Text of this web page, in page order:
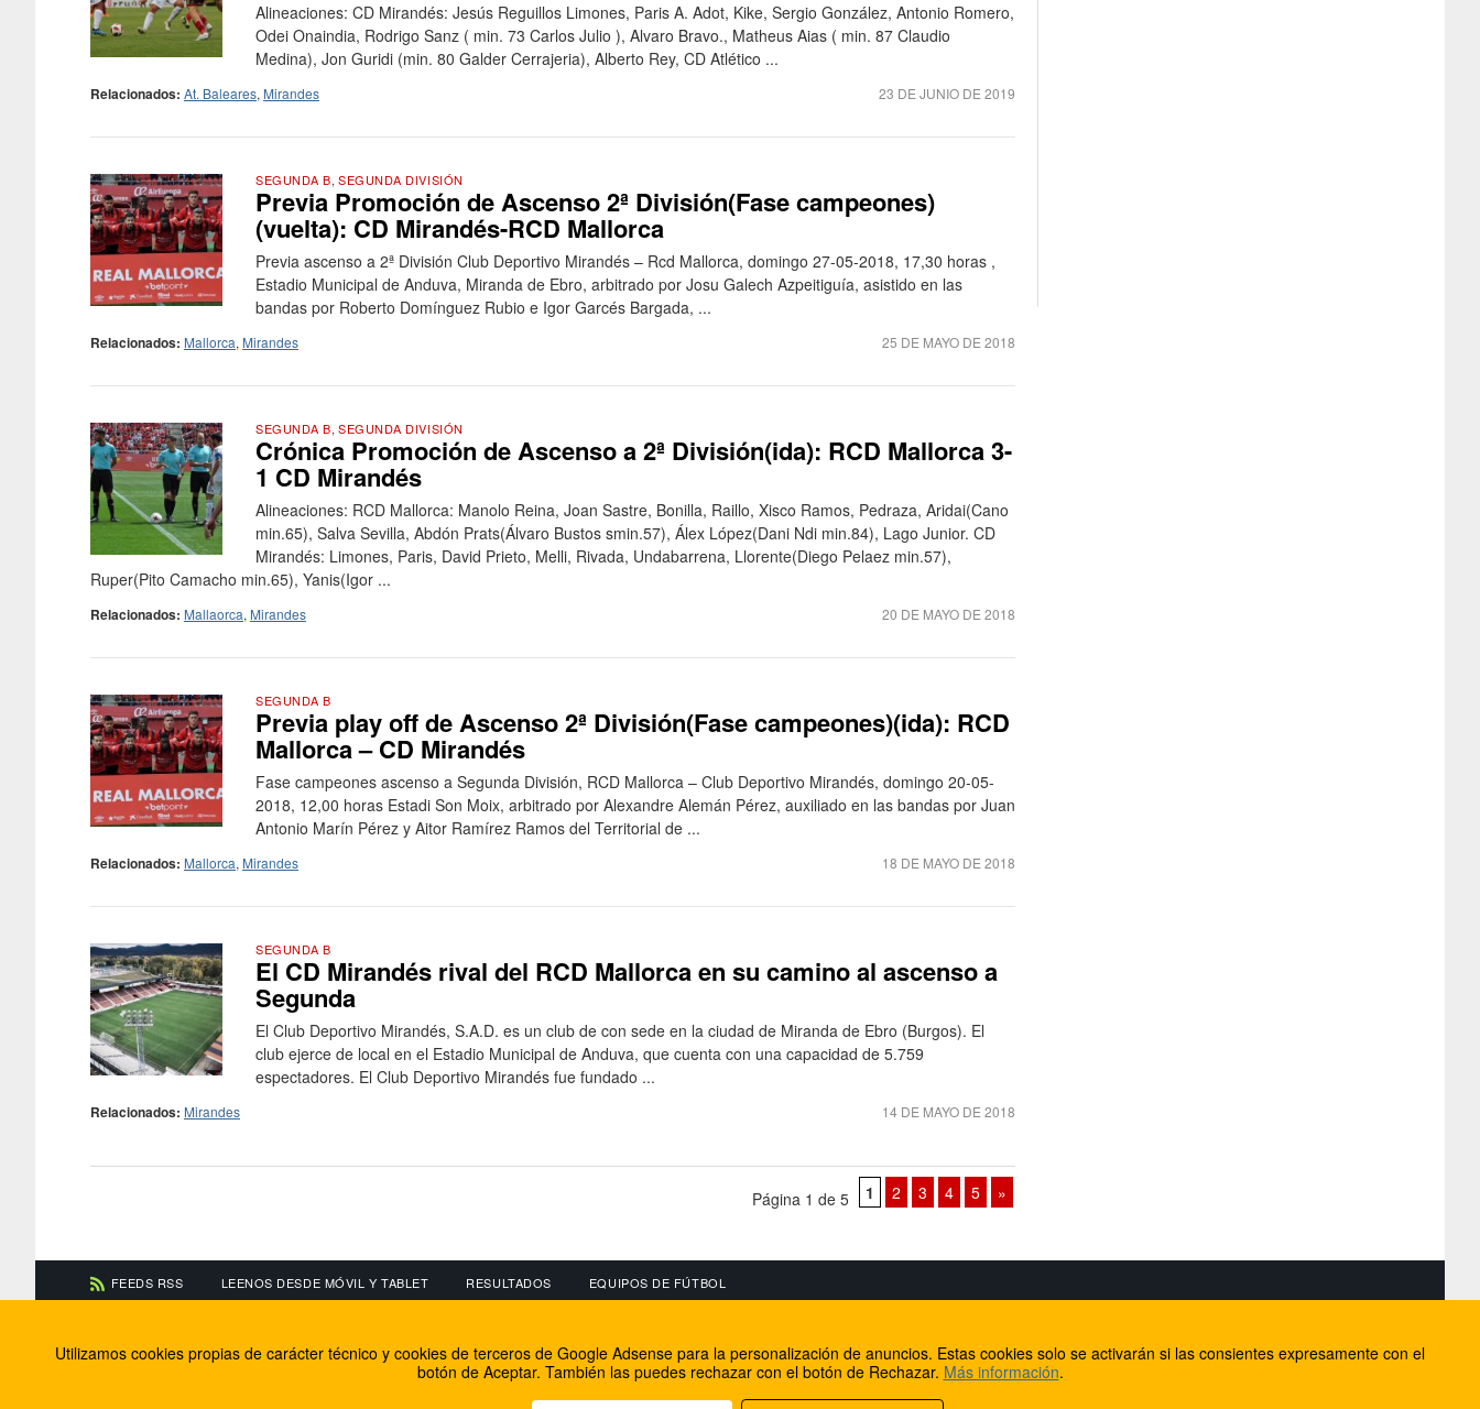
Alineaciones: CD Mirandés: Jesús Reguillos Limones, Paris A. Adot, Kike, Sergio González, Antonio Romero,
Odei Onaindia, Rodrigo Sanz ( min. 73 Carlos Julio ), Alvaro Bravo., Matheus Aias ( min. 87 Claudio
Medina), Jon Guridi (min. 80 Galder Cerrajeria), Alberto Rey, CD Atlético ...
23 DE JUNIO DE 2019
Relacionados: At. Baleares, Mirandes
SEGUNDA B, SEGUNDA DIVISIÓN
Previa Promoción de Ascenso 2ª División(Fase campeones)
(vuelta): CD Mirandés-RCD Mallorca
Previa ascenso a 2ª División Club Deportivo Mirandés – Rcd Mallorca, domingo 27-05-2018, 17,30 horas ,
Estadio Municipal de Anduva, Miranda de Ebro, arbitrado por Josu Galech Azpeitiguía, asistido en las
bandas por Roberto Domínguez Rubio e Igor Garcés Bargada, ...
25 DE MAYO DE 2018
Relacionados: Mallorca, Mirandes
SEGUNDA B, SEGUNDA DIVISIÓN
Crónica Promoción de Ascenso a 2ª División(ida): RCD Mallorca 3-
1 CD Mirandés
Alineaciones: RCD Mallorca: Manolo Reina, Joan Sastre, Bonilla, Raillo, Xisco Ramos, Pedraza, Aridai(Cano
min.65), Salva Sevilla, Abdón Prats(Álvaro Bustos smin.57), Álex López(Dani Ndi min.84), Lago Junior. CD
Mirandés: Limones, Paris, David Prieto, Melli, Rivada, Undabarrena, Llorente(Diego Pelaez min.57),
Ruper(Pito Camacho min.65), Yanis(Igor ...
20 DE MAYO DE 2018
Relacionados: Mallaorca, Mirandes
SEGUNDA B
Previa play off de Ascenso 2ª División(Fase campeones)(ida): RCD
Mallorca – CD Mirandés
Fase campeones ascenso a Segunda División, RCD Mallorca – Club Deportivo Mirandés, domingo 20-05-
2018, 12,00 horas Estadi Son Moix, arbitrado por Alexandre Alemán Pérez, auxiliado en las bandas por Juan
Antonio Marín Pérez y Aitor Ramírez Ramos del Territorial de ...
18 DE MAYO DE 2018
Relacionados: Mallorca, Mirandes
SEGUNDA B
El CD Mirandés rival del RCD Mallorca en su camino al ascenso a
Segunda
El Club Deportivo Mirandés, S.A.D. es un club de con sede en la ciudad de Miranda de Ebro (Burgos). El
club ejerce de local en el Estadio Municipal de Anduva, que cuenta con una capacidad de 5.759
espectadores. El Club Deportivo Mirandés fue fundado ...
14 DE MAYO DE 2018
Relacionados: Mirandes
Página 1 de 5 1 2 3 4 5 »
FEEDS RSS LEENOS DESDE MÓVIL Y TABLET RESULTADOS EQUIPOS DE FÚTBOL
Información de contacto
El equipo de FútbolBalear
Soluciones Corporativas IP
Facebook
Twitter
Internet Rural Mallorca
Registro de dominios
Utilizamos cookies propias de carácter técnico y cookies de terceros de Google Adsense para la personalización de anuncios. Estas cookies solo se activarán si las consientes expresamente con el
botón de Aceptar. También las puedes rechazar con el botón de Rechazar. Más información.